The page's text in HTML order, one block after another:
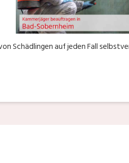
Schädlingen auf jeden Fall